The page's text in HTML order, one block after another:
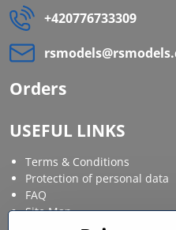
+420776733309
Orders
USEFUL LINKS
Terms & Conditions
Protection of personal data
FAQ
Site Map